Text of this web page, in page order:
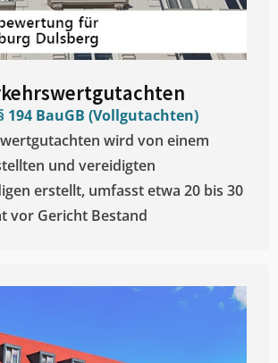
194 BauGB (Vollgutachten)
wird von einem
und vereidigten
erstellt, umfasst etwa 20 bis 30
vor Gericht Bestand